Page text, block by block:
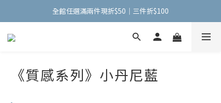
全館任選滿兩件現折$50｜三件折$100
全館任選滿兩件現折$50｜三件折$100
手機包加購【掛式零錢包】只要$1元
《質感系列》小丹尼藍